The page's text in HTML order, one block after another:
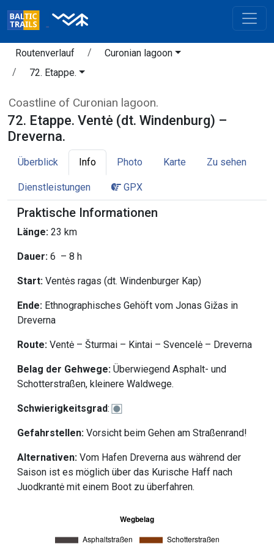
Routenverlauf
Curonian lagoon
72. Etappe.
Coastline of Curonian lagoon.
72. Etappe. Ventė (dt. Windenburg) –
Dreverna.
Überblick Info Photo Karte Zu sehen
Dienstleistungen GPX
Praktische Informationen
Länge: 23 km
Dauer: 6 – 8 h
Start: Ventės ragas (dt. Windenburger Kap)
Ende: Ethnographisches Gehöft vom Jonas Gižas in
Dreverna
Route: Ventė – Šturmai – Kintai – Svencelė – Dreverna
Belag der Gehwege: Überwiegend Asphalt- und
Schotterstraßen, kleinere Waldwege.
Schwierigkeitsgrad:
Gefahrstellen: Vorsicht beim Gehen am Straßenrand!
Alternativen: Vom Hafen Dreverna aus während der
Saison ist es möglich über das Kurische Haff nach
Juodkrantė mit einem Boot zu überfahren.